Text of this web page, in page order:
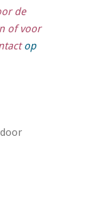
de
of voor
op
door